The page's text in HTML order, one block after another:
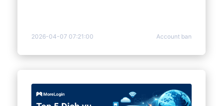
2026-04-07 07:21:00 Account ban